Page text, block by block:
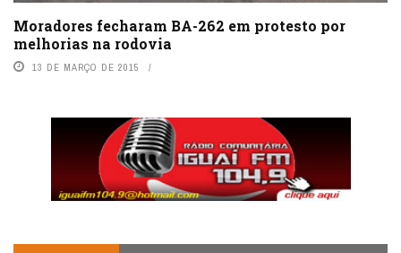
Moradores fecharam BA-262 em protesto por
melhorias na rodovia
13 DE MARÇO DE 2015